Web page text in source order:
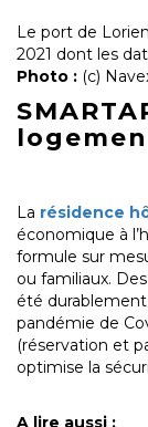
Le port de
2021 dont les
Photo : (c)
La résidence
économique à
formule sur
ou familiaux.
été
pandémie de
(réservation et
optimise la
A lire aussi :